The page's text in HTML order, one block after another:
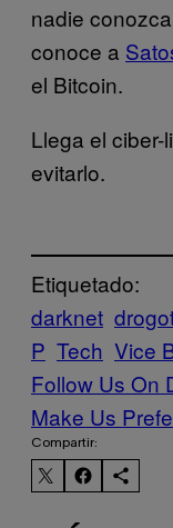
nadie
conoce a
el Bitcoin.
Llega el
evitarlo.
Etiquetado:
darknet
P Tech Vice
Follow Us On
Make Us
Compartir: